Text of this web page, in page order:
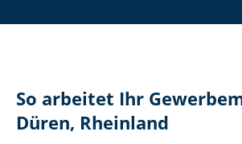
So arbeitet Ihr
Düren, Rheinland